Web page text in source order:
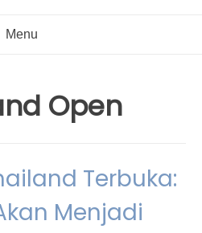
Menu
Open
Terbuka:
Menjadi